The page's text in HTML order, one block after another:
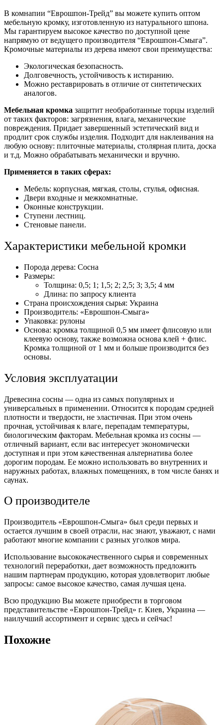
В комнапии “Еврошпон-Трейд” вы можете купить оптом
мебельную кромку, изготовленную из натурального шпона.
Мы гарантируем высокое качество по доступной цене
напрямую от ведущего производителя “Еврошпон-Смыга”.
Кромочные материалы из дерева имеют свои преимущества:
Экологическая безопасность.
Долговечность, устойчивость к истиранию.
Можно реставрировать в отличие от синтетических
аналогов.
Мебельная кромка защитит необработанные торцы изделий
от таких факторов: загрязнения, влага, механические
повреждения. Придает завершенный эстетический вид и
продлит срок службы изделия. Подходит для наклеивания на
любую основу: плиточные материалы, столярная плита, доска
и т.д. Можно обрабатывать механически и вручню.
Применяется в таких сферах:
Мебель: корпусная, мягкая, столы, стулья, офисная.
Двери входные и межкомнатные.
Оконные конструкции.
Ступени лестниц.
Стеновые панели.
Характеристики мебельной кромки
Порода дерева: Сосна
Размеры:
Толщина: 0,5; 1; 1,5; 2; 2,5; 3; 3,5; 4 мм
Длина: по запросу клиента
Страна происхождения сырья: Украина
Производитель: «Еврошпон-Смыга»
Упаковка: рулоны
Основа: кромка толщиной 0,5 мм имеет флисовую или
клеевую основу, также возможна основа клей + флис.
Кромка толщиной от 1 мм и больше производится без
основы.
Условия эксплуатации
Древесина сосны — одна из самых популярных и
универсальных в применении. Относится к породам средней
плотности и твердости, не эластичная. При этом очень
прочная, устойчивая к влаге, перепадам температуры,
биологическим факторам. Мебельная кромка из сосны —
отличный вариант, если вас интересует экономически
доступная и при этом качественная альтернатива более
дорогим породам. Ее можно использовать во внутренних и
наружных работах, влажных помещениях, в том числе банях и
саунах.
О производителе
Производитель «Еврошпон-Смыга» был среди первых и
остается лучшим в своей отрасли, нас знают, уважают, с нами
работают многие компании с разных уголков мира.
Использование высококачественного сырья и современных
технологий переработки, дает возможность предложить
нашим партнерам продукцию, которая удовлетворит любые
запросы: самое высокое качество, самая лучшая цена.
Всю продукцию Вы можете приобрести в торговом
представительстве «Еврошпон-Трейд» г. Киев, Украина —
наилучший ассортимент и сервис здесь и сейчас!
Похожие